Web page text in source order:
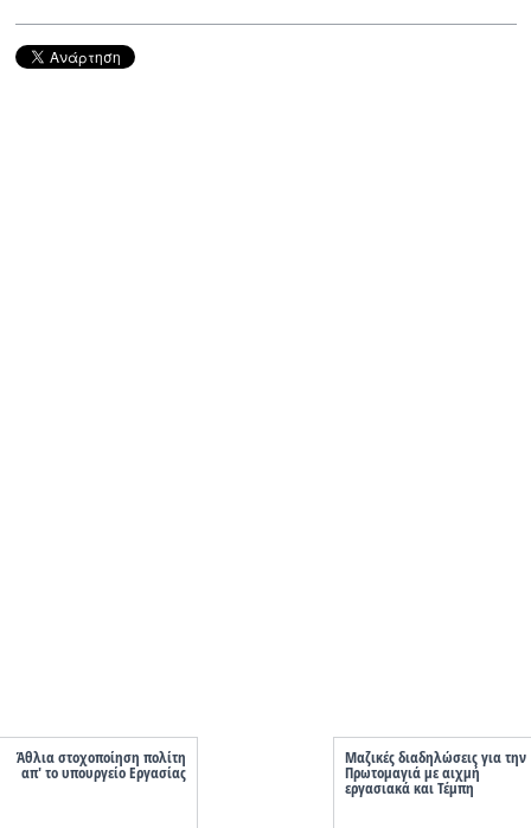
Άθλια στοχοποίηση πολίτη
απ' το υπουργείο Εργασίας
Μαζικές διαδηλώσεις για την
Πρωτομαγιά με αιχμή
εργασιακά και Τέμπη